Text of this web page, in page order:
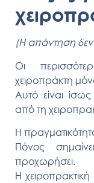
(Η απάντηση δεν
Οι
χειροπράκτη
Αυτό είναι
από τη
Η
Πόνος
προχωρήσει.
Η